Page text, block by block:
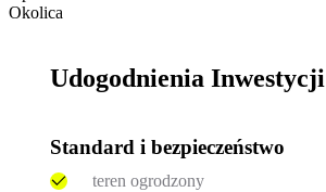
Okolica
Udogodnienia Inwestycji
Standard i bezpieczeństwo
teren ogrodzony